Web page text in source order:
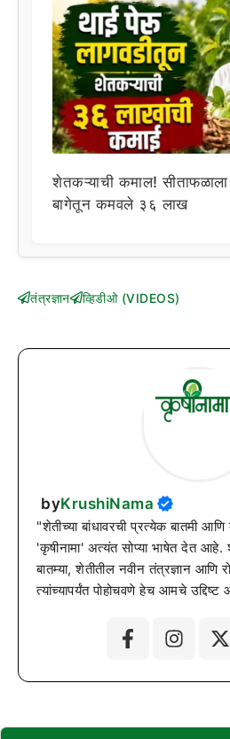
शेतकऱ्याची कमाल!
बागेतून कमवले ३६ लाख
तंत्रज्ञान व्हिडीओ (VIDEOS)
byKrushiNama
"शेतीच्या बांधावरची प्रत्येक बातमी
'कृषीनामा' अत्यंत सोप्या भाषेत देत आहे.
बातम्या, शेतीतील नवीन तंत्रज्ञान आणि
त्यांच्यापर्यंत पोहोचवणे हेच आमचे